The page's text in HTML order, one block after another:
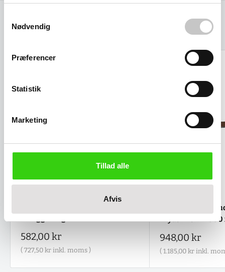
Nødvendig
Præferencer
Statistik
Marketing
Tillad alle
Afvis
Relaterede varer
Salgspris
582,00 kr
( 727,50 kr inkl. moms )
Hylder 15 mm
krydsfiner -
Salgspris
948,00 kr
( 1.185,00 krinkl.